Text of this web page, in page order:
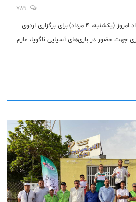
789
تیم ملی دو و میدانی ایران بامداد امروز (یکشنبه، ۴ مرداد) برای برگزاری اردوی
جهت حضور در بازی‌های آسیایی ناگویا، عازم